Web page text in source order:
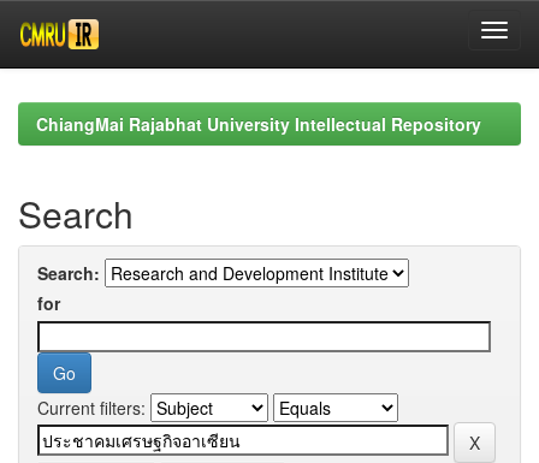
navigationChiangMai Rajabhat University Intellectual Repository
Search
Search:
for
Current filters: